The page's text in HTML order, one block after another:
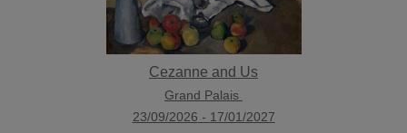
Cezanne and Us
Grand Palais
23/09/2026 - 17/01/2027